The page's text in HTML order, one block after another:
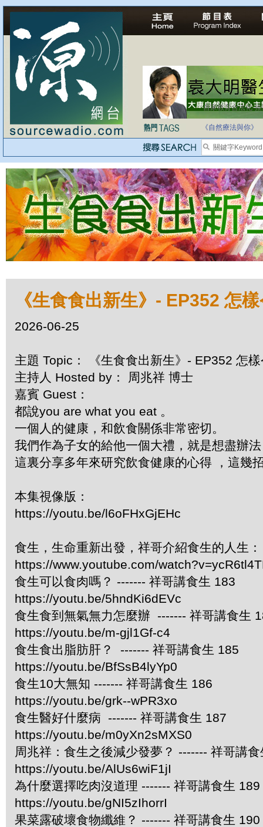
自家教育合法化-
《自然療法與你》
《生食食出新生》- EP352 怎
2026-06-25
主題 Topic： 《生食食出新生》- EP352 怎
主持人 Hosted by： 周兆祥 博士
嘉賓 Guest：
都說you are what you eat 。
一個人的健康，和飲食關係非常密切。
我們作為子女的給他一個大禮，就是想盡辦
這裏分享多年來研究飲食健康的心得 ，這幾
本集視像版：
https://youtu.be/l6oFHxGjEHc
食生，生命重新出發，祥哥介紹食生的人生：
https://www.youtube.com/
食生可以食肉嗎？ ------- 祥哥講食生 183
https://youtu.be/5hndKi6dEVc
食生食到無氣無力怎麼辦 ------- 祥哥講食生
https://youtu.be/m-gjl1Gf-c4
食生食出脂肪肝？ ------- 祥哥講食生 185
https://youtu.be/BfSsB4lyYp0
食生10大無知 ------- 祥哥講食生 186
https://youtu.be/grk--wPR3xo
食生醫好什麼病 ------- 祥哥講食生 187
https://youtu.be/m0yXn2sMXS0
周兆祥：食生之後減少發夢？ ------- 祥哥講
https://youtu.be/AlUs6wiF1jI
為什麼選擇吃肉沒道理 ------- 祥哥講食生 189
https://youtu.be/gNI5zIhorrI
果菜露破壞食物纖維？ ------- 祥哥講食生 190